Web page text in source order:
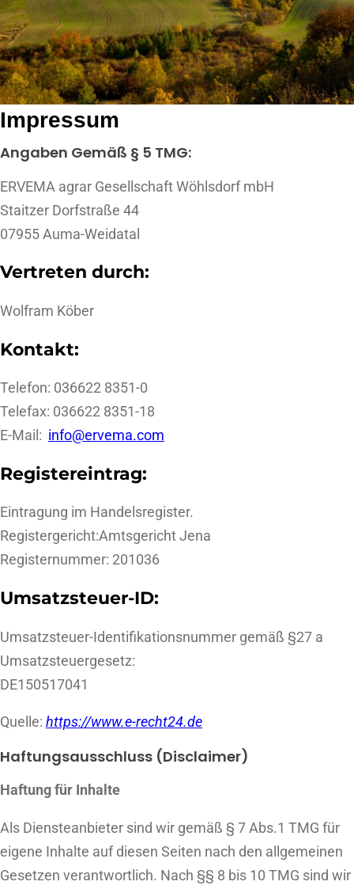
Impressum
Angaben Gemäß § 5 TMG:
ERVEMA agrar Gesellschaft Wöhlsdorf mbH
Staitzer Dorfstraße 44
07955 Auma-Weidatal
Vertreten durch:
Wolfram Köber
Kontakt:
Telefon: 036622 8351-0
Telefax: 036622 8351-18
E-Mail: info@ervema.com
Registereintrag:
Eintragung im Handelsregister.
Registergericht:Amtsgericht Jena
Registernummer: 201036
Umsatzsteuer-ID:
Umsatzsteuer-Identifikationsnummer gemäß §27 a
Umsatzsteuergesetz:
DE150517041
Quelle: https://www.e-recht24.de
Haftungsausschluss (Disclaimer)
Haftung für Inhalte
Als Diensteanbieter sind wir gemäß § 7 Abs.1 TMG für
eigene Inhalte auf diesen Seiten nach den allgemeinen
Gesetzen verantwortlich. Nach §§ 8 bis 10 TMG sind wir